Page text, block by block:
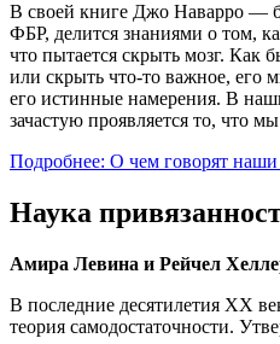
В своей книге Джо Наварро —
ФБР, делится знаниями о том,
что пытается скрыть мозг. Как
или скрыть что-то важное, его
его истинные намерения. В
зачастую проявляется то, что
Подробнее: О чем говорят наши
Наука
Амира Левина и Рейчел
В последние десятилетия ХХ
теория самодостаточности.